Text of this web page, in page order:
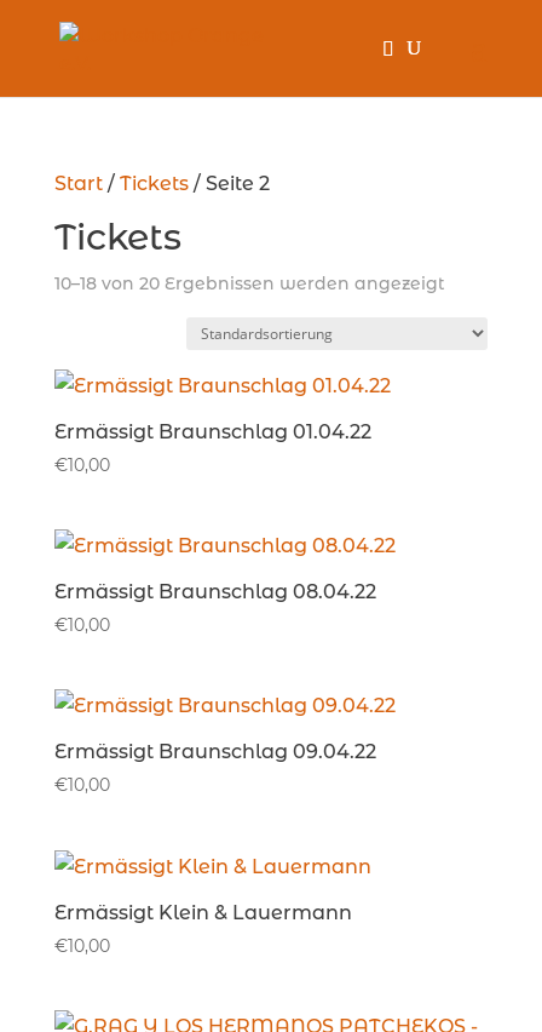
Start/ Tickets/ Seite 2
Tickets
10–18 von 20 Ergebnissen werden angezeigt
Ermässigt Braunschlag 01.04.22
€10,00
Ermässigt Braunschlag 08.04.22
€10,00
Ermässigt Braunschlag 09.04.22
€10,00
Ermässigt Klein & Lauermann
€10,00